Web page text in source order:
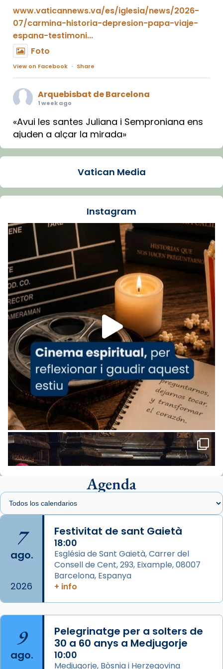
www.vaticannews.va/es/iglesia/news/2026-
07/carmina-historia-depresion-papa-viaje-
espana-testimoni...
Foto
View on Facebook · Share
Arquebisbat de Barcelona
1 week ago
«Avui les santes Juliana i Semproniana ens
ajuden a alçar la mirada»
Mons. Sergi Gordo, bisbe de Tortosa, ha
Santes de Mataró.
🔗tinyurl.com/cvu5jmbk
Foto
View on Facebook Share
Arquebisbat de Barcelonais at Catedral
de Barcelona.
1 week ago
Aquest dilluns, 27 de juliol, ha tingut lloc la
missa d’acció de gràcies en agraïment al
comitè organitzador de la visita apostòlica
del Sant Pare Lleó XIV a Barcelona, i als
col·laboradors, a la Catedral de Barcelona.
L’arquebisbe de Barcelona, el cardenal Joan
Josep Omella, ha presidit la missa i l’ha
concelebrat el bisbe auxiliar de Barcelona,
Mons. David Abadías.
📸 Dr. G. Simón
Foto
View on Facebook Share
Arquebisbat de Barcelona
1 week ago
Memòria de les santes Juliana i
Semproniana, verges i màrtirs.
Acompanyant la història de sant Cugat, a
partir de l’Edat Mitjana sorgeix la tradició
que les santes Juliana (“relatiu a Júlia”) i
Semproniana (“relatiu a Semprònia =
eterna”) són deixebles seves. I l’any 1667, el
frare Joan Gaspar Roig, afirma en una obra
que les santes són filles de l’antiga Iluro.
Mataró en reivindicarà les relíq
...Ver más
Foto
Vatican Media
Instagram
Agenda
7
ago.
2026
Festivitat de sant Gaietà
18:00
Església de Sant Gaietà, Carrer del
Consell de Cent, 293, Eixample, 08007
Barcelona, Espanya
+ info
9
ago.
Pelegrinatge per a solters de
30 a 60 anys a Medjugorje
10:00
Medjugorje, Bòsnia i Herzegovina